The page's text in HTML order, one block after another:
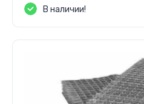
В наличии!